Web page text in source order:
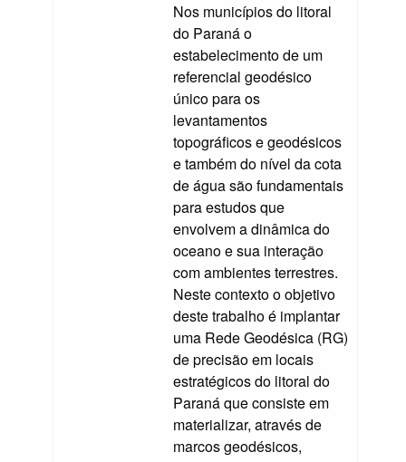
Nos municípios do litoral
do Paraná o
estabelecimento de um
referencial geodésico
único para os
levantamentos
topográficos e geodésicos
e também do nível da cota
de água são fundamentais
para estudos que
envolvem a dinâmica do
oceano e sua interação
com ambientes terrestres.
Neste contexto o objetivo
deste trabalho é implantar
uma Rede Geodésica (RG)
de precisão em locais
estratégicos do litoral do
Paraná que consiste em
materializar, através de
marcos geodésicos,